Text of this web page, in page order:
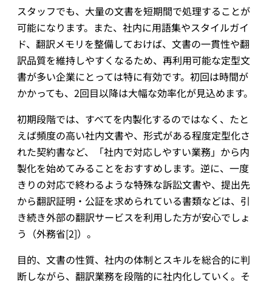
スタッフでも、大量の文書を短期間で処理することが
可能になります。また、社内に用語集やスタイルガイ
ド、翻訳メモリを整備しておけば、文書の一貫性や翻
訳品質を維持しやすくなるため、再利用可能な定型文
書が多い企業にとっては特に有効です。初回は時間が
かかっても、2回目以降は大幅な効率化が見込めます。
初期段階では、すべてを内製化するのではなく、たと
えば頻度の高い社内文書や、形式がある程度定型化さ
れた契約書など、「社内で対応しやすい業務」から内
製化を始めてみることをおすすめします。逆に、一度
きりの対応で終わるような特殊な訴訟文書や、提出先
から翻訳証明・公証を求められている書類などは、引
き続き外部の翻訳サービスを利用した方が安心でしょ
う（外務省[2]）。
目的、文書の性質、社内の体制とスキルを総合的に判
断しながら、翻訳業務を段階的に社内化していく。そ